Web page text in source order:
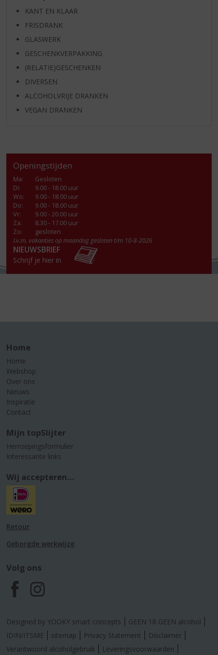
KANT EN KLAAR
FRISDRANK
GLASWERK
GESCHENKVERPAKKING
(RELATIE)GESCHENKEN
DIVERSEN
ALCOHOLVRIJE DRANKEN
VEGAN DRANKEN
Openingstijden
Ma:
Gesloten
Di:
9.00 - 18.00 uur
Wo:
9.00 - 18.00 uur
Do:
9.00 - 18.00 uur
Vr:
9.00 - 20.00 uur
Za:
8.30 - 17.00 uur
Zo:
gesloten
I.v.m. vakanties op maandag gesloten t/m 10-8-2026
NIEUWSBRIEF
Schrijf je hier in
Home
Home
Webshop
Over ons
Nieuws
Inspiratie
Contact
Mijn topSlijter
Herroepingsformulier
Interessante links
Wij accepteren...
Retour
Geborgde werkwijze
Volg ons
F
a
c
I
n
s
Designed by YOOKY smart concepts
GEEN 18 GEEN alcohol
IDIN/ITSME
sitemap Privacy Statement
Disclaimer
Verantwoord alcoholgebruik
Leveringsvoorwaarden